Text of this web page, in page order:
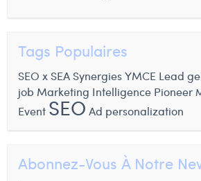
Tags Populaires
SEO x SEA SynergiesYMCE Lead
job Marketing Intelligence Pioneer
Event SEOAd personalization
Abonnez-Vous À Notre